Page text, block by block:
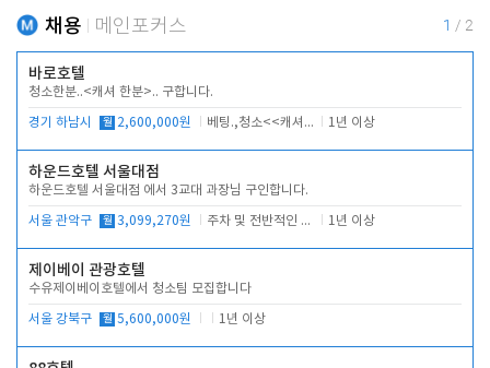
채용 메인포커스 1 / 2
바로호텔
청소한분..<캐셔 한분>.. 구합니다.
경기 하남시 월 2,600,000원 베팅.,청소<<캐셔 모셔봅니다. 1년 이상
하운드호텔 서울대점
하운드호텔 서울대점 에서 3교대 과장님 구인합니다.
서울 관악구 월 3,099,270원 주차 및 전반적인 당번업무 1년 이상
제이베이 관광호텔
수유제이베이호텔에서 청소팀 모집합니다
서울 강북구 월 5,600,000원 1년 이상